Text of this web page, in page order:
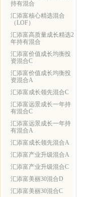
持有混合
汇添富核心精选混合
（LOF）
汇添富高质量成长精选2
年持有混合
汇添富价值成长均衡投
资混合C
汇添富价值成长均衡投
资混合A
汇添富成长领先混合C
汇添富远景成长一年持
有混合C
汇添富远景成长一年持
有混合A
汇添富成长领先混合A
汇添富产业升级混合A
汇添富产业升级混合C
汇添富美丽30混合D
汇添富美丽30混合C